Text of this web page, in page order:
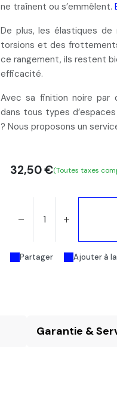
ne traînent ou s’emmêlent.
De plus, les élastiques
torsions et des
ce rangement, ils restent
efficacité.
Avec sa finition noire par
dans tous types
? Nous proposons un
Partager Ajouter à
32,50€(Toutes taxes
Garantie &